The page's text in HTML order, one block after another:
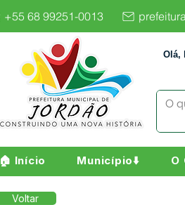
+55 68 99251-0013
Olá,
🏠 Início Município⬇️ O
Voltar